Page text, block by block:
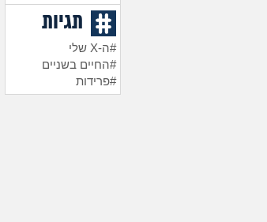
תגיות
#ה-X שלי
#החיים בשניים
#פרידות